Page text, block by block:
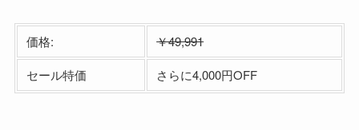
価格:
￥49,991
セール特価
さらに4,000円OFF